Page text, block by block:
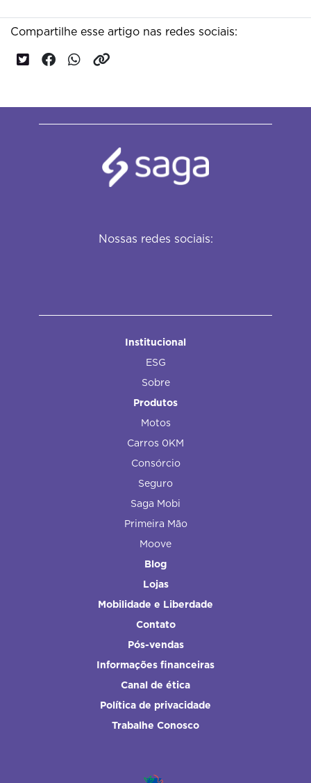
Compartilhe esse artigo nas redes sociais:
Nossas redes sociais:
Institucional
ESG
Sobre
Produtos
Motos
Carros 0KM
Consórcio
Seguro
Saga Mobi
Primeira Mão
Moove
Blog
Lojas
Mobilidade e Liberdade
Contato
Pós-vendas
Informações financeiras
Canal de ética
Política de privacidade
Trabalhe Conosco